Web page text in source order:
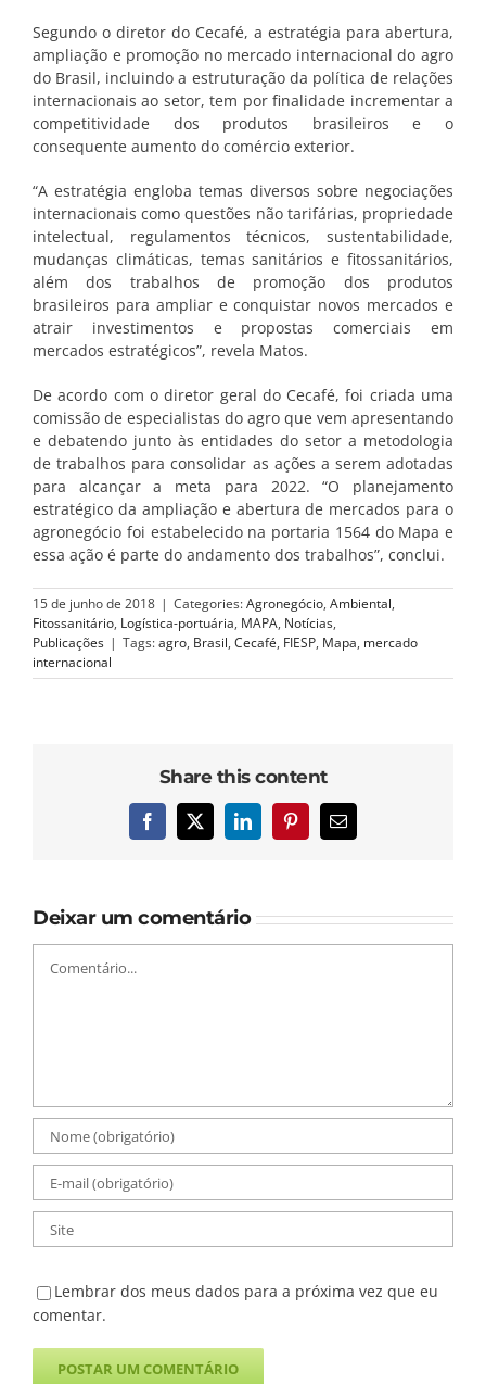
Segundo o diretor do Cecafé, a estratégia para abertura,
ampliação e promoção no mercado internacional do agro
do Brasil, incluindo a estruturação da política de relações
internacionais ao setor, tem por finalidade incrementar a
competitividade dos produtos brasileiros e o
consequente aumento do comércio exterior.
“A estratégia engloba temas diversos sobre negociações
internacionais como questões não tarifárias, propriedade
intelectual, regulamentos técnicos, sustentabilidade,
mudanças climáticas, temas sanitários e fitossanitários,
além dos trabalhos de promoção dos produtos
brasileiros para ampliar e conquistar novos mercados e
atrair investimentos e propostas comerciais em
mercados estratégicos”, revela Matos.
De acordo com o diretor geral do Cecafé, foi criada uma
comissão de especialistas do agro que vem apresentando
e debatendo junto às entidades do setor a metodologia
de trabalhos para consolidar as ações a serem adotadas
para alcançar a meta para 2022. “O planejamento
estratégico da ampliação e abertura de mercados para o
agronegócio foi estabelecido na portaria 1564 do Mapa e
essa ação é parte do andamento dos trabalhos”, conclui.
15 de junho de 2018 | Categories:Agronegócio, Ambiental,
Fitossanitário, Logística-portuária, MAPA, Notícias,
Publicações | Tags:agro, Brasil, Cecafé, FIESP, Mapa, mercado
internacional
Share this content
Facebook
X LinkedInPinterest
E-
Deixar um comentário
Lembrar dos meus dados para a próxima vez que eu
comentar.